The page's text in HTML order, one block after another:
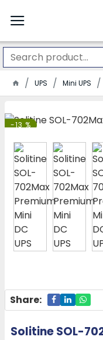
UPS Mini UPS
-13 %
Share:
Solitine SOL-